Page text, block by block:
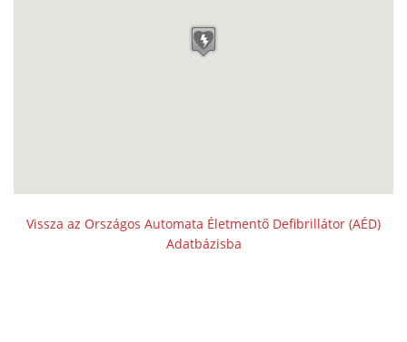
Vissza az Országos Automata Életmentő Defibrillátor (AÉD)
Adatbázisba